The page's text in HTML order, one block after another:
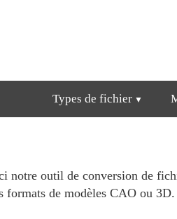
Types de fichier
notre outil de conversion de
formats de modèles CAO ou